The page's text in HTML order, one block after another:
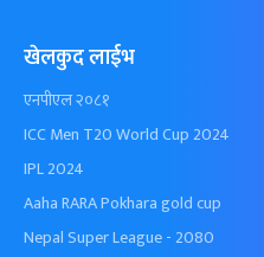
खेलकुद लाईभ
एनपीएल २०८१
ICC Men T20 World Cup 2024
IPL 2024
Aaha RARA Pokhara gold cup
Nepal Super League - 2080